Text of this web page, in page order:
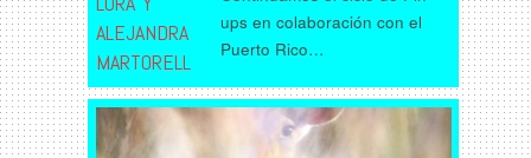
ALEJANDRA
MARTORELL
ups en colaboración con el
Puerto Rico…